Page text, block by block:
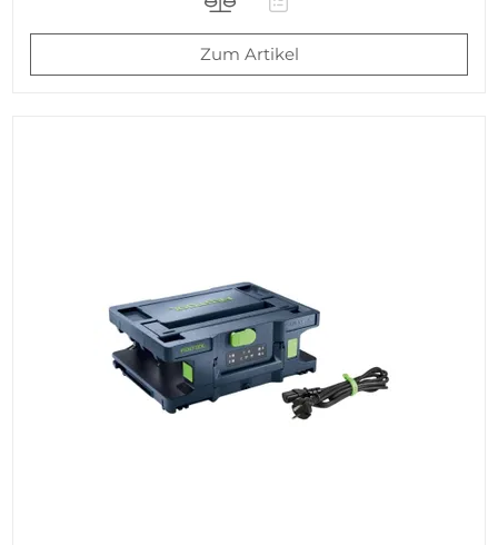
Zum Artikel